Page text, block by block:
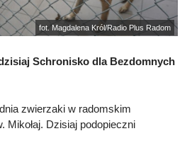
fot. Magdalena Król/Radio Plus Radom
Schronisko dla Bezdomnych
zwierzaki w radomskim
Mikołaj. Dzisiaj podopieczni